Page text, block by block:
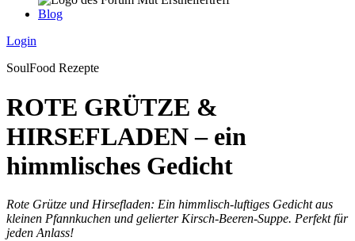
Blog
Login
SoulFood Rezepte
ROTE GRÜTZE &
HIRSEFLADEN – ein
himmlisches Gedicht
Rote Grütze und Hirsefladen: Ein himmlisch-luftiges Gedicht aus
kleinen Pfannkuchen und gelierter Kirsch-Beeren-Suppe. Perfekt für
jeden Anlass!